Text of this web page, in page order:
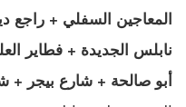
المعاجين السفلي + راجع
نابلس الجديدة + فطاير
أبو صالحة + شارع بيجر +